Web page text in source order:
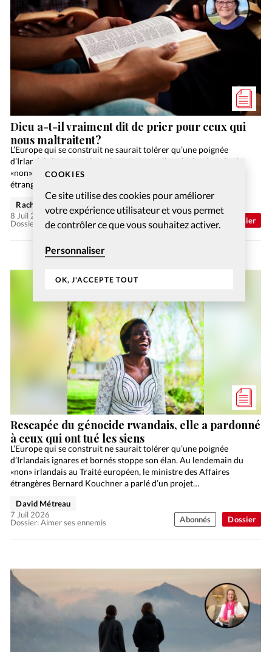
COOKIES
Ce site utilise des cookies pour améliorer
votre expérience utilisateur et vous permet
de contrôler ce que vous souhaitez activer.
Personnaliser
OK, J'ACCEPTE TOUT
Dossier
Dieu a-t-il vraiment dit de prier pour ceux qui
nous maltraitent?
L’Europe qui se construit ne saurait tolérer qu’une poignée
d’Irlandais ignares et bornés stoppe son élan. Au lendemain du
«non» irlandais au Traité européen, le ministre des Affaires
étrangères Bernard Kouchner a parlé d’un projet…
Dossier: Aimer ses ennemis
Rachel Gamper
8 Juil 2026
Abonnés
Dossier
Rescapée du génocide rwandais, elle a pardonné
à ceux qui ont tué les siens
L’Europe qui se construit ne saurait tolérer qu’une poignée
d’Irlandais ignares et bornés stoppe son élan. Au lendemain du
«non» irlandais au Traité européen, le ministre des Affaires
étrangères Bernard Kouchner a parlé d’un projet…
Dossier: Aimer ses ennemis
David Métreau
7 Juil 2026
Abonnés